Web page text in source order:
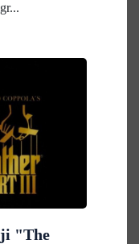
"The